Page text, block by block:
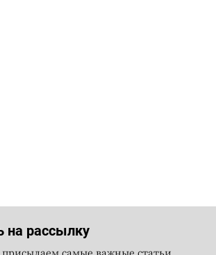
на рассылку
самые важные статьи